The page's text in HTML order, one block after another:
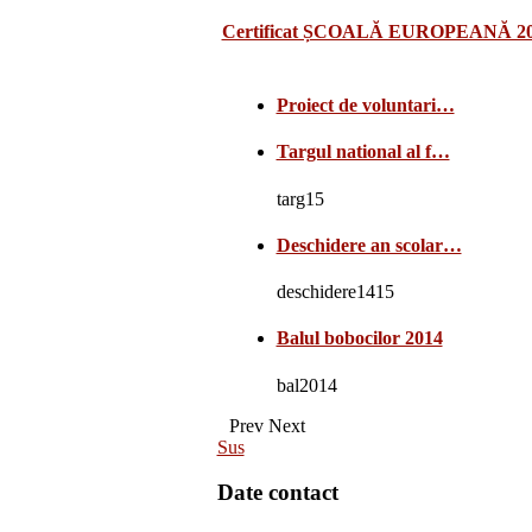
Certificat ȘCOALĂ EUROPEANĂ
Proiect de voluntari…
Targul national al f…
targ15
Deschidere an scolar…
deschidere1415
Balul bobocilor 2014
bal2014
Prev Next
Sus
Date contact